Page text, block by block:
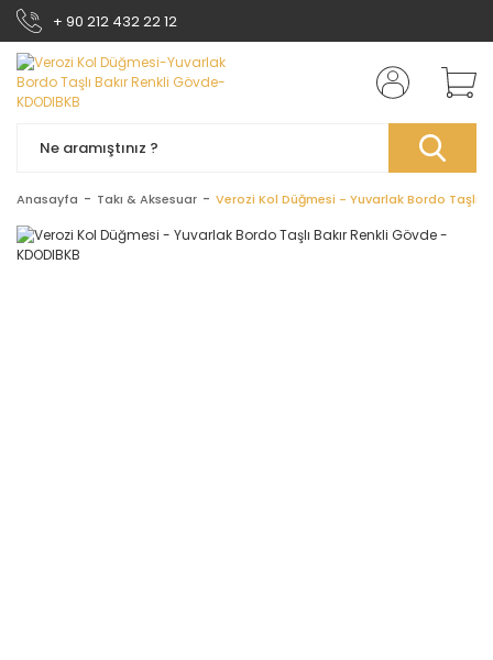
+ 90 212 432 22 12
Anasayfa Takı & Aksesuar Verozi Kol Düğmesi - Yuvarlak Bordo Taşlı